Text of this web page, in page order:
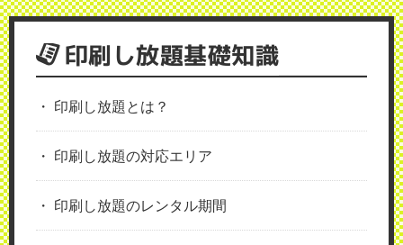
印刷し放題基礎知識
印刷し放題とは？
印刷し放題の対応エリア
印刷し放題のレンタル期間